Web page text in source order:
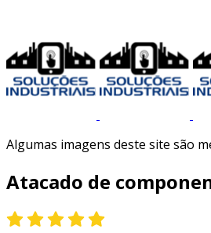
Algumas imagens deste site são
Atacado de